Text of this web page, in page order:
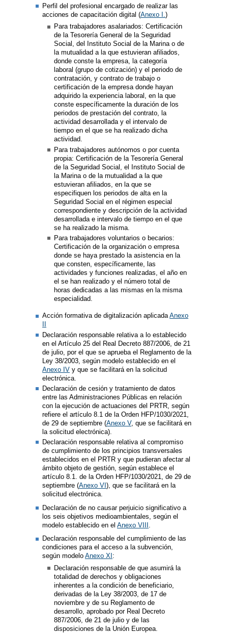
Perfil del profesional encargado de realizar las
acciones de capacitación digital (Anexo I.)
Para trabajadores asalariados: Certificación
de la Tesorería General de la Seguridad
Social, del Instituto Social de la Marina o de
la mutualidad a la que estuvieran afiliados,
donde conste la empresa, la categoría
laboral (grupo de cotización) y el periodo de
contratación, y contrato de trabajo o
certificación de la empresa donde hayan
adquirido la experiencia laboral, en la que
conste específicamente la duración de los
periodos de prestación del contrato, la
actividad desarrollada y el intervalo de
tiempo en el que se ha realizado dicha
actividad.
Para trabajadores autónomos o por cuenta
propia: Certificación de la Tesorería General
de la Seguridad Social, el Instituto Social de
la Marina o de la mutualidad a la que
estuvieran afiliados, en la que se
especifiquen los periodos de alta en la
Seguridad Social en el régimen especial
correspondiente y descripción de la actividad
desarrollada e intervalo de tiempo en el que
se ha realizado la misma.
Para trabajadores voluntarios o becarios:
Certificación de la organización o empresa
donde se haya prestado la asistencia en la
que consten, específicamente, las
actividades y funciones realizadas, el año en
el se han realizado y el número total de
horas dedicadas a las mismas en la misma
especialidad.
Acción formativa de digitalización aplicadaAnexo
Declaración responsable relativa a lo establecido
en el Artículo 25 del Real Decreto 887/2006, de 21
de julio, por el que se aprueba el Reglamento de la
Ley 38/2003, según modelo establecido en el
Anexo IV y que se facilitará en la solicitud
electrónica.
Declaración de cesión y tratamiento de datos
entre las Administraciones Públicas en relación
con la ejecución de actuaciones del PRTR, según
refiere el artículo 8.1 de la Orden HFP/1030/2021,
de 29 de septiembre (Anexo V, que se facilitará en
la solicitud electrónica).
Declaración responsable relativa al compromiso
de cumplimiento de los principios transversales
establecidos en el PRTR y que pudieran afectar al
ámbito objeto de gestión, según establece el
artículo 8.1. de la Orden HFP/1030/2021, de 29 de
septiembre (Anexo VI), que se facilitará en la
solicitud electrónica.
Declaración de no causar perjuicio significativo a
los seis objetivos medioambientales, según el
modelo establecido en elAnexo VIII
Declaración responsable del cumplimiento de las
condiciones para el acceso a la subvención,
según modeloAnexo XI :
Declaración responsable de que asumirá la
totalidad de derechos y obligaciones
inherentes a la condición de beneficiario,
derivadas de la Ley 38/2003, de 17 de
noviembre y de su Reglamento de
desarrollo, aprobado por Real Decreto
887/2006, de 21 de julio y de las
disposiciones de la Unión Europea.